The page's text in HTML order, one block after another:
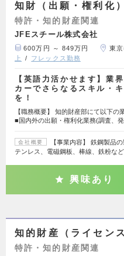
知財（出願・権利化）
特許・知的財産関連
JFEスチール株式会社
600万円 ～ 849万円 東
上
フレックス勤務
【英語力活かせます】業
カーでさらなるスキル・
を！
【職務概要】 知的財産部にて以下の
■国内外の出願・権利化業務(調査、
会社概要
【事業内容】 鉄鋼製品
テンレス、電磁鋼板、棒線、鉄粉な
興味あり
知的財産（ライセン
特許・知的財産関連